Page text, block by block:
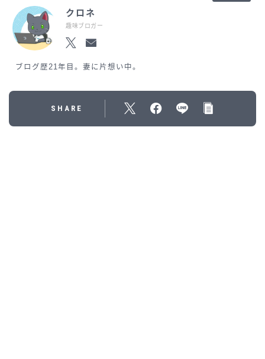
クロネ
趣味ブロガー
ブログ歴21年目。妻に片想い中。
SHARE